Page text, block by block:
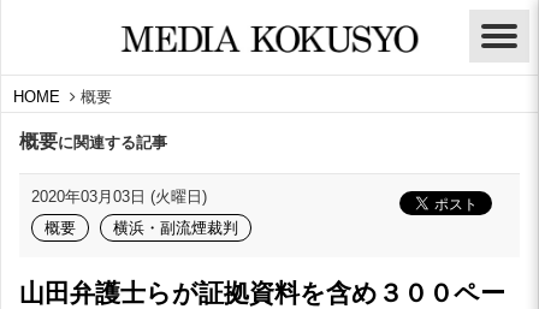
HOME 概要
概要に関連する記事
2020年03月03日 (火曜日)
概要
横浜・副流煙裁判
山田弁護士らが証拠資料を含め３００ペー